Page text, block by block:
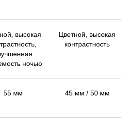
высокая
ночью
Цветной, высокая
контрастность
55 мм 45 мм / 50 мм